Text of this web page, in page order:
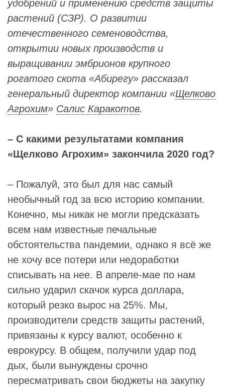
удобрений и применению средств защиты
растений (СЗР). О развитии
отечественного семеноводства,
открытии новых производств и
выращивании эмбрионов крупного
рогатого скота «Абирегу» рассказал
генеральный директор компании «Щелково
Агрохим» Салис Каракотов.
– С какими результатами компания
«Щелково Агрохим» закончила 2020 год?
– Пожалуй, это был для нас самый
необычный год за всю историю компании.
Конечно, мы никак не могли предсказать
всем нам известные печальные
обстоятельства пандемии, однако я всё же
не хочу все потери или недоработки
списывать на нее. В апреле-мае по нам
сильно ударил скачок курса доллара,
который резко вырос на 25%. Мы,
производители средств защиты растений,
привязаны к курсу валют, особенно к
еврокурсу. В общем, получили удар под
дых, были вынуждены срочно
пересматривать свои бюджеты на закупку